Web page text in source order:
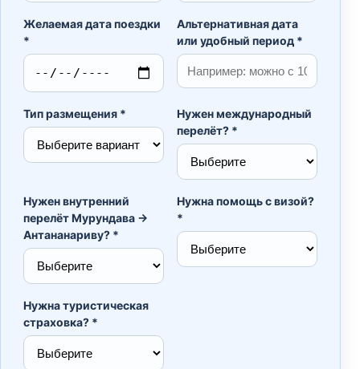
Желаемая дата поездки
*
Альтернативная дата
или удобный период *
Тип размещения *
Нужен международный
перелёт? *
Нужен внутренний
перелёт Мурундава →
Антананариву? *
Нужна помощь с визой?
*
Нужна туристическая
страховка? *